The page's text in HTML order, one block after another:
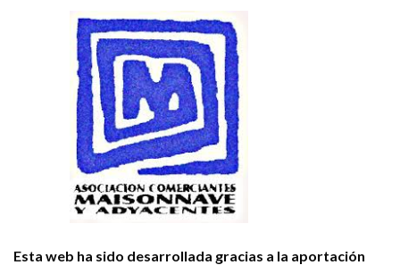
Esta web ha sido desarrollada gracias a la aportación